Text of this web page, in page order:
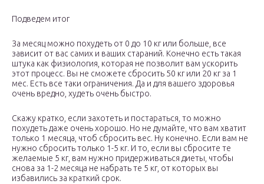
Подведем итог
За месяц можно похудеть от 0 до 10 кг или больше, все
зависит от вас самих и ваших стараний. Конечно есть такая
штука как физиология, которая не позволит вам ускорить
этот процесс. Вы не сможете сбросить 50 кг или 20 кг за 1
мес. Есть все таки ограничения. Да и для вашего здоровья
очень вредно, худеть очень быстро.
Скажу кратко, если захотеть и постараться, то можно
похудеть даже очень хорошо. Но не думайте, что вам хватит
только 1 месяца, чтоб сбросить вес. Ну конечно. Если вам не
нужно сбросить только 1-5 кг. И то, если вы сбросите те
желаемые 5 кг, вам нужно придерживаться диеты, чтобы
снова за 1-2 месяца не набрать те 5 кг, от которых вы
избавились за краткий срок.